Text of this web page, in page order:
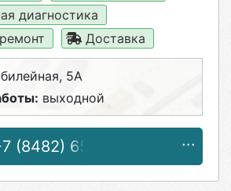
диагностика
Доставка
5А
выходной
(8482) 65-14-24